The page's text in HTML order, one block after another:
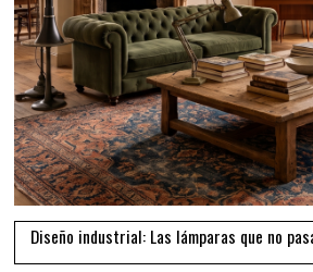
Diseño industrial: Las lámparas que no